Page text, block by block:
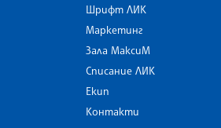
Шрифт ЛИК
Маркетинг
Зала МаксиМ
Списание ЛИК
Екип
Контакти